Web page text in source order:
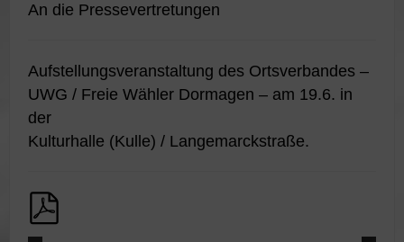
An die Pressevertretungen
Aufstellungsveranstaltung des Ortsverbandes –
UWG / Freie Wähler Dormagen – am 19.6. in
der
Kulturhalle (Kulle) / Langemarckstraße.